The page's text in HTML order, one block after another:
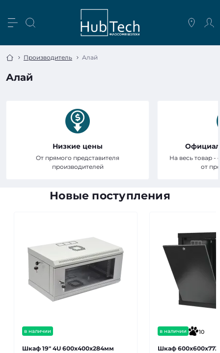
Производитель Алай
Алай
Низкие цены
От прямого представителя
производителей
На весь товар -
от
Новые поступления
в наличии
Шкаф 19" 4U 600x400x284мм
в наличии 10
Шкаф